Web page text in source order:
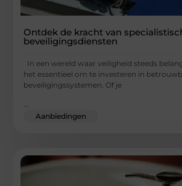
Ontdek de kracht van
beveiligingsdiensten
In een wereld waar veiligheid steeds
het essentieel om te investeren in
beveiligingssystemen. Of je
...
Aanbiedingen